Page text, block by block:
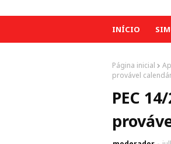
INÍCIO
Página inicial
provável
PEC